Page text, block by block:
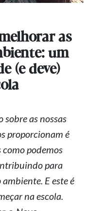
as
um
(e deve)
as nossas
proporcionam é
como podemos
para
E este é
na escola.